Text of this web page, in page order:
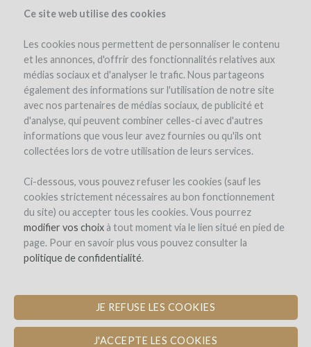
Ce site web utilise des cookies
Les cookies nous permettent de personnaliser le contenu
et les annonces, d'offrir des fonctionnalités relatives aux
médias sociaux et d'analyser le trafic. Nous partageons
également des informations sur l'utilisation de notre site
avec nos partenaires de médias sociaux, de publicité et
d'analyse, qui peuvent combiner celles-ci avec d'autres
informations que vous leur avez fournies ou qu'ils ont
collectées lors de votre utilisation de leurs services.
Ci-dessous, vous pouvez refuser les cookies (sauf les
cookies strictement nécessaires au bon fonctionnement
du site) ou accepter tous les cookies. Vous pourrez
modifier vos choixà tout moment via le lien situé en pied de
page. Pour en savoir plus vous pouvez consulter la
politique de confidentialité.
JE REFUSE LES COOKIES
J'ACCEPTE LES COOKIES
le projet le domaine détails du projet avis d'experts
les remboursements en vin winefunders(23)
Arnaud Boué
CRÉATION DE CUVÉES EN CORTON
ET CORTON CHARLEMAGNE GRAND